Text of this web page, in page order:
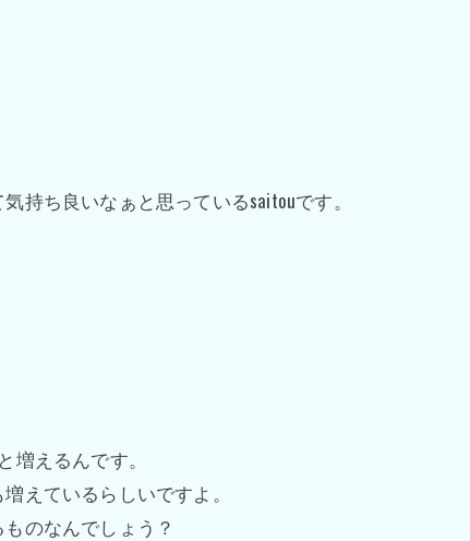
持ち良いなぁと思っているsaitouです。
えるんです。
えているらしいですよ。
のなんでしょう？